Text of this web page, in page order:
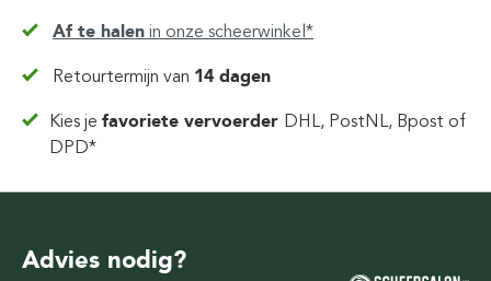
Af te halen in onze scheerwinkel*
Retourtermijn van 14 dagen
Kies jefavoriete vervoerder DHL, PostNL, Bpost of
DPD*
Advies nodig?